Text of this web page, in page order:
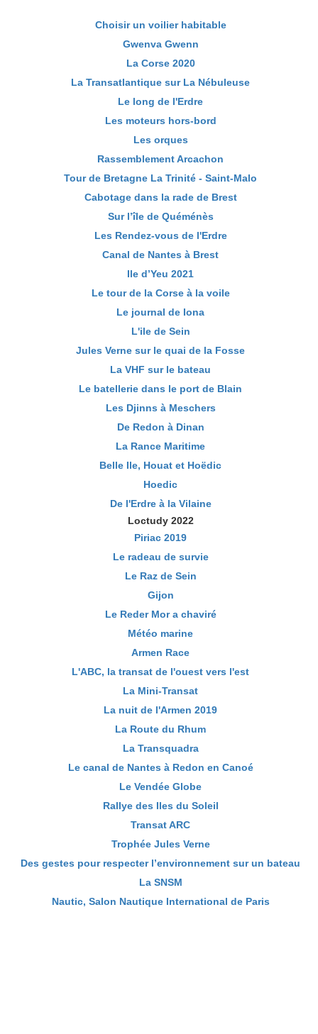
Choisir un voilier habitable
Gwenva Gwenn
La Corse 2020
La Transatlantique sur La Nébuleuse
Le long de l'Erdre
Les moteurs hors-bord
Les orques
Rassemblement Arcachon
Tour de Bretagne La Trinité - Saint-Malo
Cabotage dans la rade de Brest
Sur l’île de Quéménès
Les Rendez-vous de l'Erdre
Canal de Nantes à Brest
Ile d’Yeu 2021
Le tour de la Corse à la voile
Le journal de Iona
L'ile de Sein
Jules Verne sur le quai de la Fosse
La VHF sur le bateau
Le batellerie dans le port de Blain
Les Djinns à Meschers
De Redon à Dinan
La Rance Maritime
Belle Ile, Houat et Hoëdic
Hoedic
De l'Erdre à la Vilaine
Loctudy 2022
Piriac 2019
Le radeau de survie
Le Raz de Sein
Gijon
Le Reder Mor a chaviré
Météo marine
Armen Race
L'ABC, la transat de l'ouest vers l'est
La Mini-Transat
La nuit de l'Armen 2019
La Route du Rhum
La Transquadra
Le canal de Nantes à Redon en Canoé
Le Vendée Globe
Rallye des Iles du Soleil
Transat ARC
Trophée Jules Verne
Des gestes pour respecter l’environnement sur un bateau
La SNSM
Nautic, Salon Nautique International de Paris